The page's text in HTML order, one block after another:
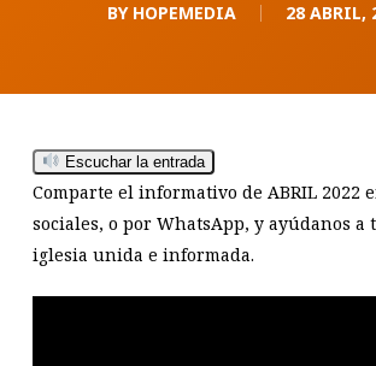
BY HOPEMEDIA 28 ABRIL,
Escuchar la entrada
Comparte el informativo de ABRIL 2022
sociales, o por WhatsApp, y ayúdanos a
iglesia unida e informada.